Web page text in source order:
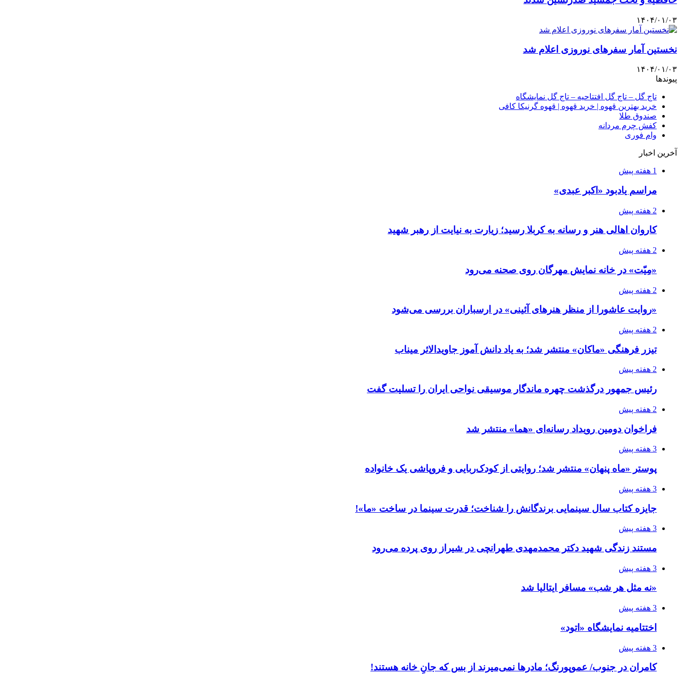
۱۴۰۴/۰۱/۰۳
نخستین آمار سفرهای نوروزی اعلام شد
۱۴۰۴/۰۱/۰۳
پیوندها
تاج گل – تاج گل افتتاحیه – تاج گل نمایشگاه
خرید بهترین قهوه | خرید قهوه | قهوه گرنیکا کافی
صندوق طلا
کفش چرم مردانه
وام فوری
آخرین اخبار
1 هفته پیش
مراسم یادبود «اکبر عبدی»
2 هفته پیش
کاروان اهالی هنر و رسانه به کربلا رسید؛ زیارت به نیایت از رهبر شهید
2 هفته پیش
«مِیّت» در خانه نمایش مهرگان روی صحنه می‌رود
2 هفته پیش
«روایت عاشورا از منظر هنرهای آئینی» در ارسباران بررسی می‌شود
2 هفته پیش
تیزر فرهنگی «ماکان» منتشر شد؛ به یاد دانش آموز جاویدالاثر میناب
2 هفته پیش
رئیس جمهور درگذشت چهره ماندگار موسیقی نواحی ایران را تسلیت گفت
2 هفته پیش
فراخوان دومین رویداد رسانه‌ای «هما» منتشر شد
3 هفته پیش
پوستر «ماه پنهان» منتشر شد؛ روایتی از کودک‌ربایی و فروپاشی یک خانواده
3 هفته پیش
جایزه کتاب سال سینمایی برندگانش را شناخت؛ قدرت سینما در ساخت «ما»!
3 هفته پیش
مستند زندگی شهید دکتر محمدمهدی طهرانچی در شیراز روی پرده می‌رود
3 هفته پیش
«نه مثل هر شب» مسافر ایتالیا شد
3 هفته پیش
اختتامیه نمایشگاه «اتود»
3 هفته پیش
کامران در جنوب/ عموپورنگ؛ مادرها نمی‌میرند از بس که جانِ خانه هستند!